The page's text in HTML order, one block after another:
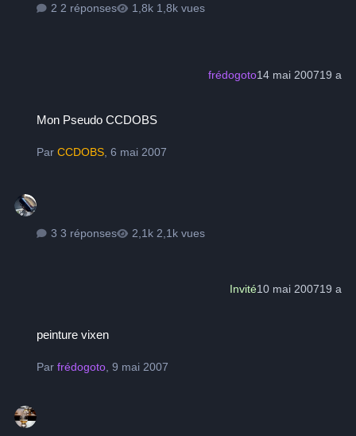
2 réponses 1,8k vues
frédogoto14 mai 200719 a
Mon Pseudo CCDOBS
ParCCDOBS ,6 mai 2007
3 réponses 2,1k vues
Invité10 mai 200719 a
peinture vixen
Parfrédogoto ,9 mai 2007